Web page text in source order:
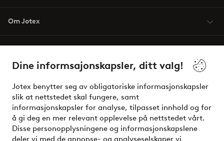
Dine informsajonskapsler, ditt valg!
Jotex benytter seg av obligatoriske informasjonskapsler
slik at nettstedet skal fungere, samt
informasjonskapsler for analyse, tilpasset innhold og for
å gi deg en mer relevant opplevelse på nettstedet vårt.
Disse personopplysningene og informasjonskapslene
deler vi med de annonse- og analyseselskaper vi
Om Jotex
Venner